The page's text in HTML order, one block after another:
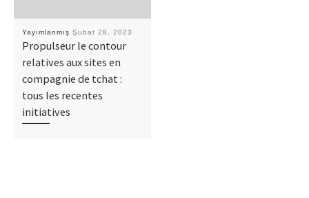
Yayımlanmış Şubat 28, 2023
Propulseur le contour
relatives aux sites en
compagnie de tchat :
tous les recentes
initiatives